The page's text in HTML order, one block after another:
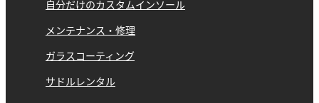
自分だけのカスタムインソール
メンテナンス・修理
ガラスコーティング
サドルレンタル